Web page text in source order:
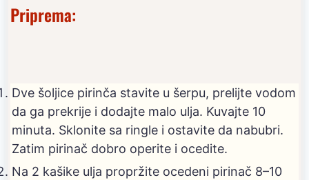
Priprema:
Dve šoljice pirinča stavite u šerpu, prelijte vodom
da ga prekrije i dodajte malo ulja. Kuvajte 10
minuta. Sklonite sa ringle i ostavite da nabubri.
Zatim pirinač dobro operite i ocedite.
Na 2 kašike ulja propržite ocedeni pirinač 8–10